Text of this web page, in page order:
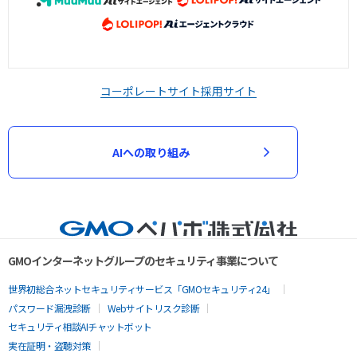
コーポレートサイト採用サイト
AIへの取り組み
GMOインターネットグループのセキュリティ事業について
世界初総合ネットセキュリティサービス「GMOセキュリティ24」
パスワード漏洩診断
Webサイトリスク診断
セキュリティ相談AIチャットボット
実在証明・盗聴対策